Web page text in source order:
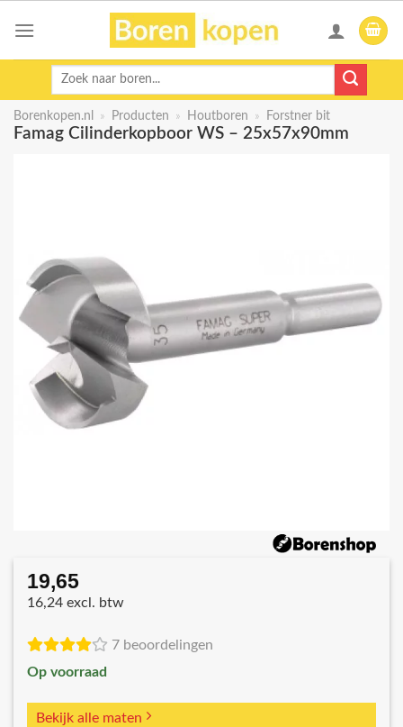
Zoeken
Borenkopen.nl » Producten » Houtboren » Forstner bit
Famag Cilinderkopboor WS – 25x57x90mm
19,65
16,24 excl. btw
7 beoordelingen
Op voorraad
Bekijk alle maten